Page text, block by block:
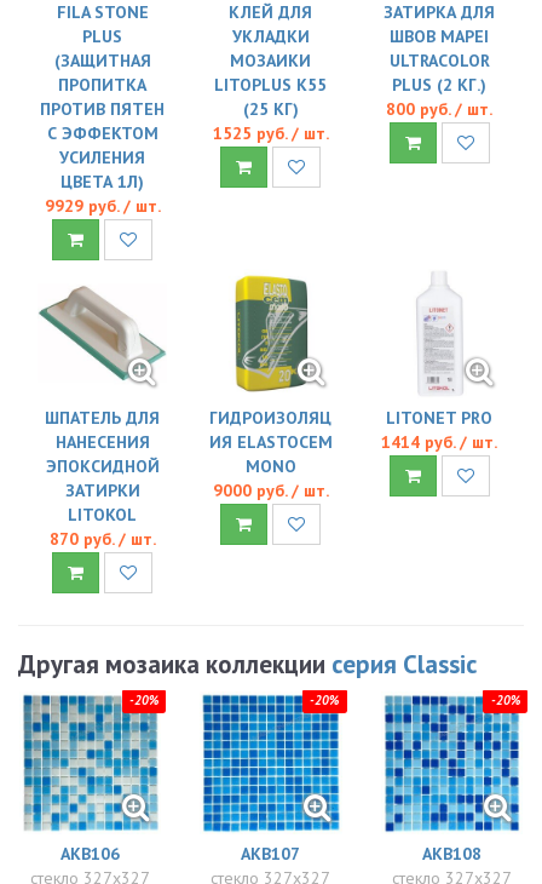
FILA STONE
PLUS
(ЗАЩИТНАЯ
ПРОПИТКА
ПРОТИВ ПЯТЕН
С ЭФФЕКТОМ
УСИЛЕНИЯ
ЦВЕТА 1Л)
9929 руб. / шт.
КЛЕЙ ДЛЯ
УКЛАДКИ
МОЗАИКИ
LITOPLUS K55
(25 КГ)
1525 руб. / шт.
ЗАТИРКА ДЛЯ
ШВОВ MAPEI
ULTRACOLOR
PLUS (2 КГ.)
800 руб. / шт.
ШПАТЕЛЬ ДЛЯ
НАНЕСЕНИЯ
ЭПОКСИДНОЙ
ЗАТИРКИ
LITOKOL
870 руб. / шт.
ГИДРОИЗОЛЯЦ
ИЯ ELASTOCEM
MONO
9000 руб. / шт.
LITONET PRO
1414 руб. / шт.
Другая мозаика коллекции серия Classic
-20%
AKB106
стекло 327x327
-20%
AKB107
стекло 327x327
-20%
AKB108
стекло 327x327